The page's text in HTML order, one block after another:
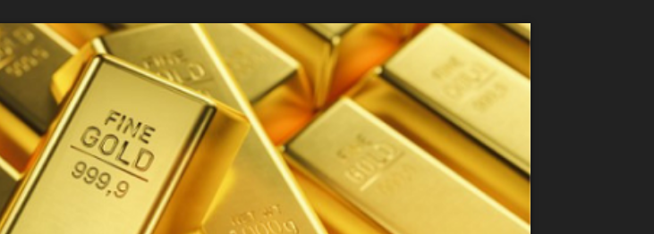
Tribune
Economique